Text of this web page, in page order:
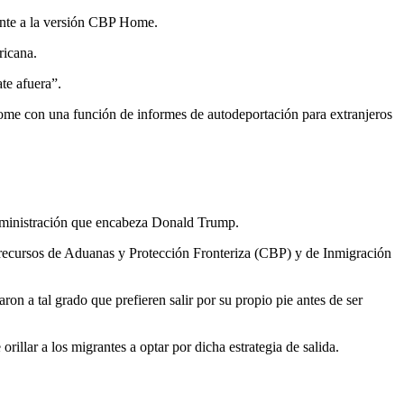
a la versión CBP Home.
afuera”.
con una función de informes de autodeportación para extranjeros
que encabeza Donald Trump.
de Aduanas y Protección Fronteriza (CBP) y de Inmigración
a tal grado que prefieren salir por su propio pie antes de ser
a los migrantes a optar por dicha estrategia de salida.